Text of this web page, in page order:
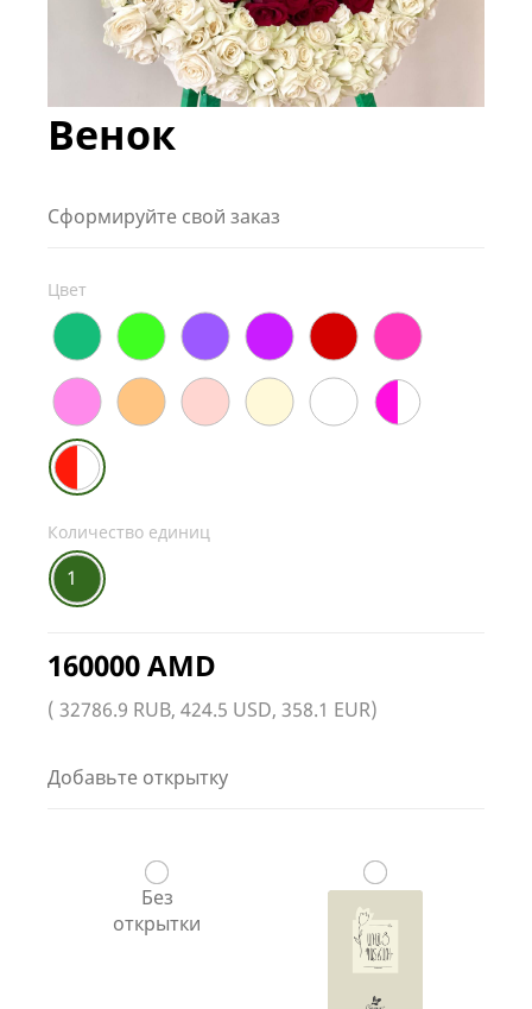
Венок
Сформируйте свой заказ
Цвет
Количество единиц
1
160000 AMD
( 32786.9 RUB, 424.5 USD, 358.1 EUR)
Добавьте открытку
Без
открытки